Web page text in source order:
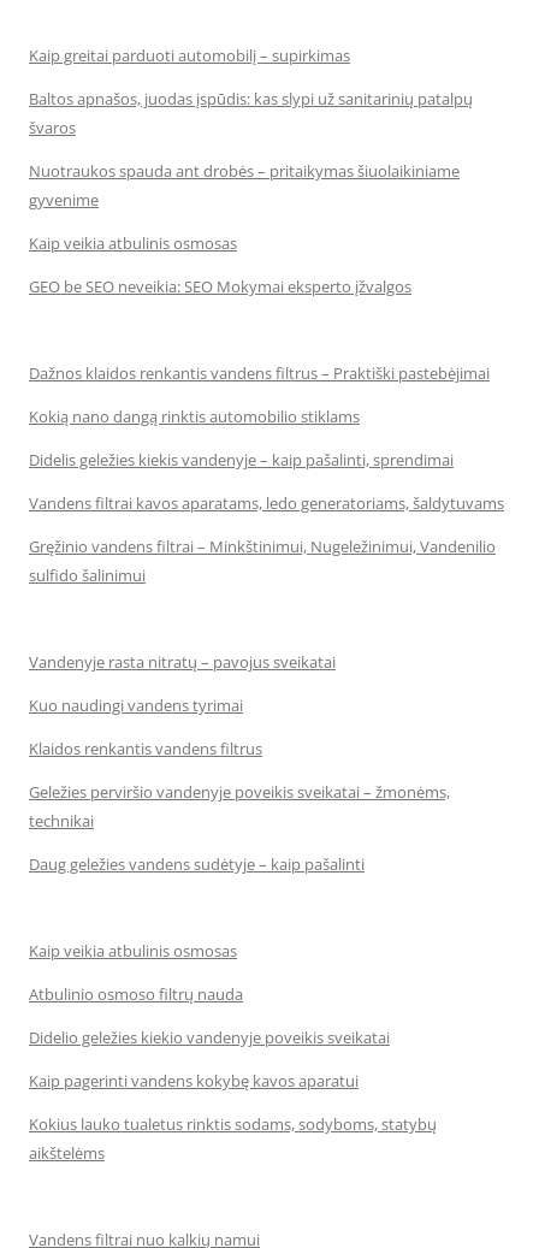
Kaip greitai parduoti automobilį – supirkimas
Baltos apnašos, juodas įspūdis: kas slypi už sanitarinių patalpų
švaros
Nuotraukos spauda ant drobės – pritaikymas šiuolaikiniame
gyvenime
Kaip veikia atbulinis osmosas
GEO be SEO neveikia: SEO Mokymai eksperto įžvalgos
Dažnos klaidos renkantis vandens filtrus – Praktiški pastebėjimai
Kokią nano dangą rinktis automobilio stiklams
Didelis geležies kiekis vandenyje – kaip pašalinti, sprendimai
Vandens filtrai kavos aparatams, ledo generatoriams, šaldytuvams
Gręžinio vandens filtrai – Minkštinimui, Nugeležinimui, Vandenilio
sulfido šalinimui
Vandenyje rasta nitratų – pavojus sveikatai
Kuo naudingi vandens tyrimai
Klaidos renkantis vandens filtrus
Geležies perviršio vandenyje poveikis sveikatai – žmonėms,
technikai
Daug geležies vandens sudėtyje – kaip pašalinti
Kaip veikia atbulinis osmosas
Atbulinio osmoso filtrų nauda
Didelio geležies kiekio vandenyje poveikis sveikatai
Kaip pagerinti vandens kokybę kavos aparatui
Kokius lauko tualetus rinktis sodams, sodyboms, statybų
aikštelėms
Vandens filtrai nuo kalkių namui